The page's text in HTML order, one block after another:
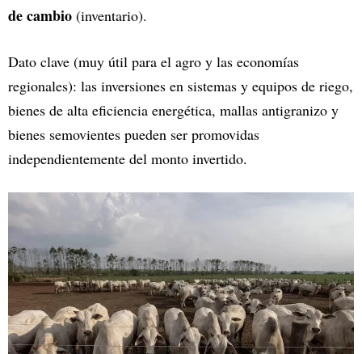
de cambio (inventario).
Dato clave (muy útil para el agro y las economías
regionales): las inversiones en sistemas y equipos de riego,
bienes de alta eficiencia energética, mallas antigranizo y
bienes semovientes pueden ser promovidas
independientemente del monto invertido.